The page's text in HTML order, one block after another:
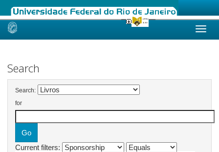
Skip
Search
Search:
for
Current filters: